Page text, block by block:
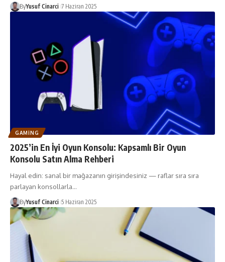
ByYusuf Cinarci 7 Haziran 2025
GAMING
2025’in En İyi Oyun Konsolu: Kapsamlı Bir Oyun
Konsolu Satın Alma Rehberi
Hayal edin: sanal bir mağazanın girişindesiniz — raflar sıra sıra
parlayan konsollarla…
ByYusuf Cinarci 5 Haziran 2025